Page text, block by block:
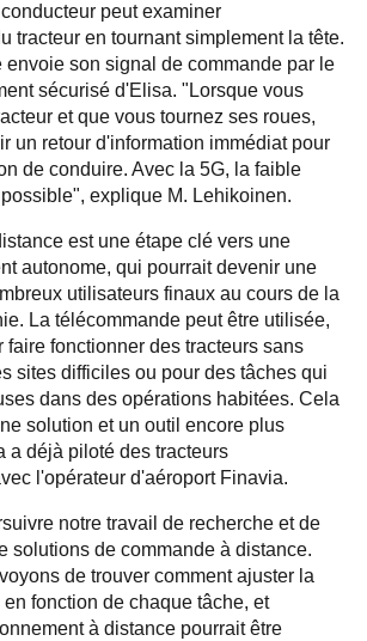
peut examiner
tracteur en tournant simplement la tête.
envoie son signal de commande par le
sécurisé d'Elisa. "Lorsque vous
et que vous tournez ses roues,
un retour d'information immédiat pour
de conduire. Avec la 5G, la faible
explique M. Lehikoinen.
est une étape clé vers une
autonome, qui pourrait devenir une
utilisateurs finaux au cours de la
La télécommande peut être utilisée,
faire fonctionner des tracteurs sans
sites difficiles ou pour des tâches qui
dans des opérations habitées. Cela
solution et un outil encore plus
a déjà piloté des tracteurs
l'opérateur d'aéroport Finavia.
notre travail de recherche et de
solutions de commande à distance.
de trouver comment ajuster la
fonction de chaque tâche, et
à distance pourrait être